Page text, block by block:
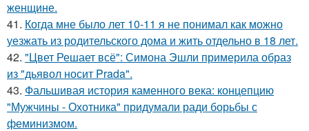
женщине.
41. Когда мне было лет 10-11 я не понимал как можно
уезжать из родительского дома и жить отдельно в 18 лет.
42. "Цвет Решает всё": Симона Эшли примерила образ
из "дьявол носит Prada".
43. Фальшивая история каменного века: концепцию
"Мужчины - Охотника" придумали ради борьбы с
феминизмом.